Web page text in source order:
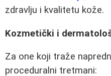
zdravlju i kvalitetu kože.
Kozmetički i
Za one koji traže
proceduralni tretmani: